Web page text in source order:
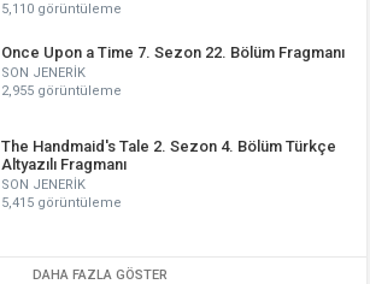
5,110 görüntüleme
Once Upon a Time 7. Sezon 22. Bölüm Fragmanı
SON JENERİK
2,955 görüntüleme
The Handmaid's Tale 2. Sezon 4. Bölüm Türkçe
Altyazılı Fragmanı
SON JENERİK
5,415 görüntüleme
DAHA FAZLA GÖSTER